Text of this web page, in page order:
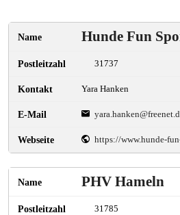
Hunde Fun
31737
Yara Hanken
https://www.hunde-
PHV Hameln
31785